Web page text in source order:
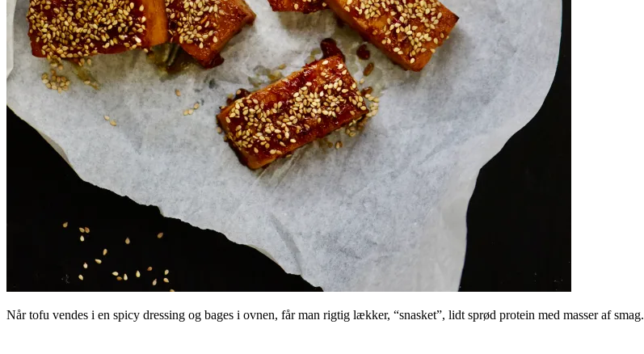
Når tofu vendes i en spicy dressing og bages i ovnen, får man rigtig lækker, “snasket”, lidt sprød protein med masser af smag.